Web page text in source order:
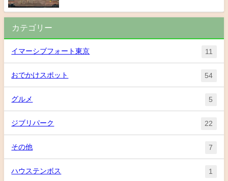
カテゴリー
イマーシブフォート東京 11
おでかけスポット 54
グルメ 5
ジブリパーク 22
その他 7
ハウステンボス 1